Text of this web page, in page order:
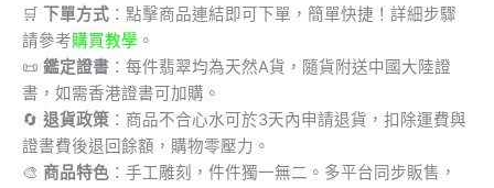
🛒 下單方式 ：點擊商品連結即可下單，簡單快捷！詳細步驟
請參考購買教學 。
📜 鑑定證書 ：每件翡翠均為天然A貨，隨貨附送中國大陸證
書，如需香港證書可加購。
🔄 退貨政策 ：商品不合心水可於3天內申請退貨，扣除運費與
證書費後退回餘額，購物零壓力。
🎨 商品特色 ：手工雕刻，件件獨一無二。多平台同步販售，